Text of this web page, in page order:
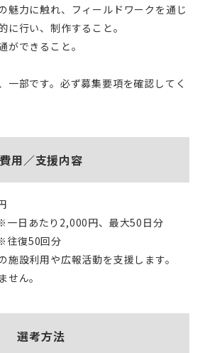
魅力に触れ、フィールドワークを通じ
に行い、制作すること。
できること。
一部です。必ず募集要項を確認してく
費用／支援内容
日あたり2,000円、最大50日分
復50回分
施設利用や広報活動を支援します。
ん。
選考方法